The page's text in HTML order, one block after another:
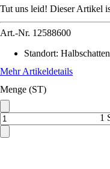
Tut uns leid! Dieser Artikel
Art.-Nr. 12588600
Standort:
Mehr Artikeldetails
Menge (ST)
1